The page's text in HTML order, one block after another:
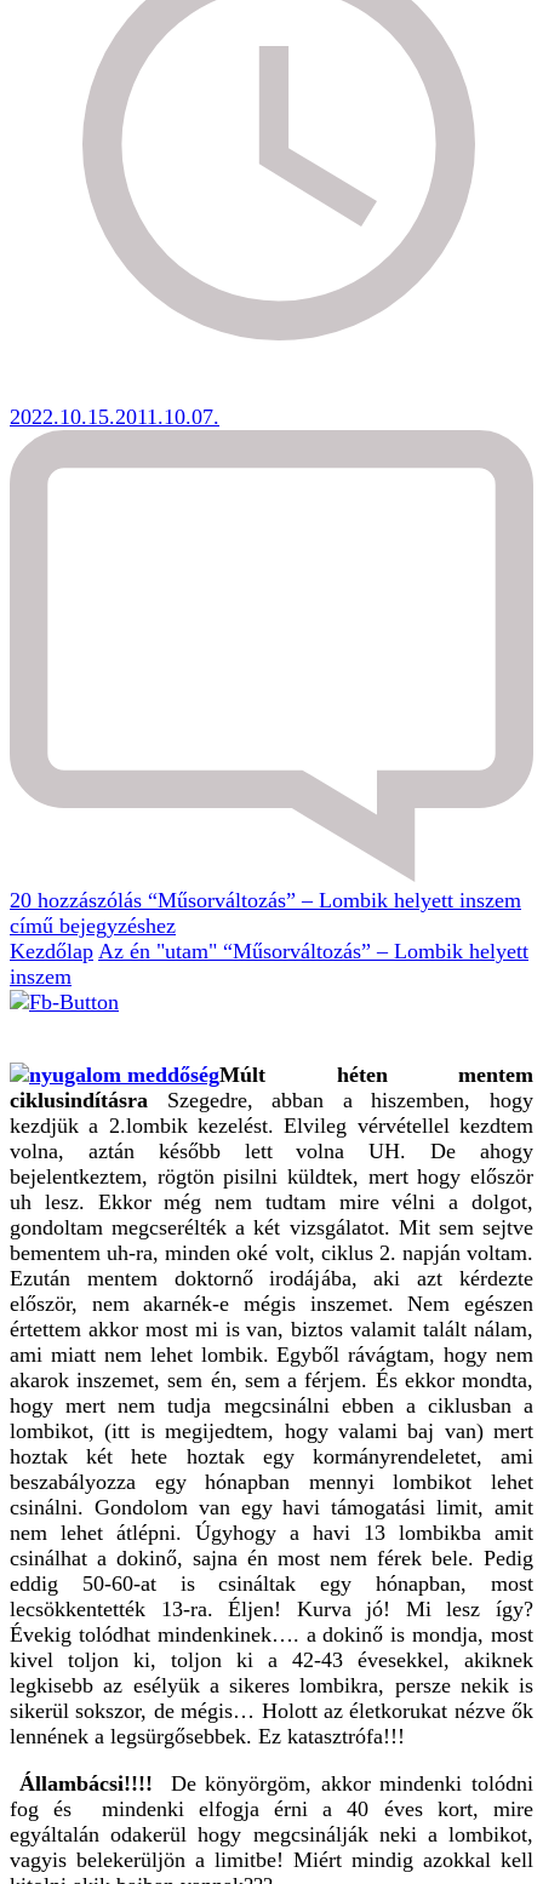
2022.10.15.2011.10.07.
20 hozzászólás “Műsorváltozás” – Lombik helyett inszem
című bejegyzéshez
Kezdőlap Az én "utam" “Műsorváltozás” – Lombik helyett
inszem
Múlt héten mentem
ciklusindításra Szegedre, abban a hiszemben, hogy
kezdjük a 2.lombik kezelést. Elvileg vérvétellel kezdtem
volna, aztán később lett volna UH. De ahogy
bejelentkeztem, rögtön pisilni küldtek, mert hogy először
uh lesz. Ekkor még nem tudtam mire vélni a dolgot,
gondoltam megcserélték a két vizsgálatot. Mit sem sejtve
bementem uh-ra, minden oké volt, ciklus 2. napján voltam.
Ezután mentem doktornő irodájába, aki azt kérdezte
először, nem akarnék-e mégis inszemet. Nem egészen
értettem akkor most mi is van, biztos valamit talált nálam,
ami miatt nem lehet lombik.Egyből rávágtam, hogy nem
akarok inszemet, sem én, sem a férjem. És ekkor mondta,
hogy mert nem tudja megcsinálni ebben a ciklusban a
lombikot, (itt is megijedtem, hogy valami baj van) mert
hoztak két hete hoztak egy kormányrendeletet, ami
beszabályozza egy hónapban mennyi lombikot lehet
csinálni. Gondolom van egy havi támogatási limit, amit
nem lehet átlépni. Úgyhogy a havi 13 lombikba amit
csinálhat a dokinő, sajna én most nem férek bele. Pedig
eddig 50-60-at is csináltak egy hónapban, most
lecsökkentették 13-ra. Éljen! Kurva jó! Mi lesz így?
Évekig tolódhat mindenkinek…. a dokinő is mondja, most
kivel toljon ki, toljon ki a 42-43 évesekkel, akiknek
legkisebb az esélyük a sikeres lombikra, persze nekik is
sikerül sokszor, de mégis… Holott az életkorukat nézve ők
lennének a legsürgősebbek. Ez katasztrófa!!!
Állambácsi!!!! De könyörgöm, akkor mindenki tolódni
fog és mindenki elfogja érni a 40 éves kort, mire
egyáltalán odakerül hogy megcsinálják neki a lombikot,
vagyis belekerüljön a limitbe! Miért mindig azokkal kell